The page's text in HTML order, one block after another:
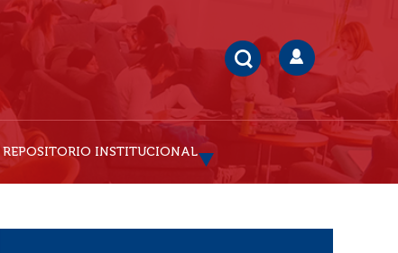
REPOSITORIO INSTITUCIONAL